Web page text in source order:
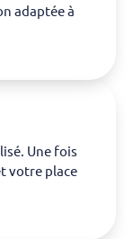
adaptée à
Une fois
votre place